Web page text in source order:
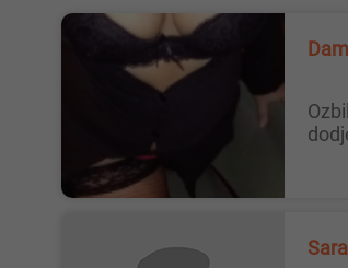
ozbiljna dama 44god.zeli druzenje u svom smestaju u Beogradu,nalazim se na konjarniku blizu sumice.neko ako misli da